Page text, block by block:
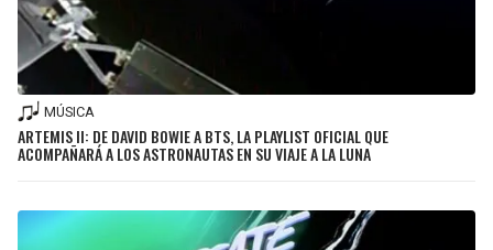
MÚSICA
ARTEMIS II: DE DAVID BOWIE A BTS, LA PLAYLIST OFICIAL QUE
ACOMPAÑARÁ A LOS ASTRONAUTAS EN SU VIAJE A LA LUNA